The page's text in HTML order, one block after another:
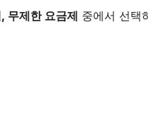
무제한 요금제 중에서 선택